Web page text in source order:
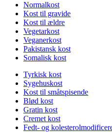
Normalkost
Kost til gravide
Kost til ældre
Vegetarkost
Veganerkost
Pakistansk kost
Somalisk kost
Tyrkisk kost
Sygehuskost
Kost til småtspisende
Blød kost
Gratin kost
Cremet kost
Fedt- og